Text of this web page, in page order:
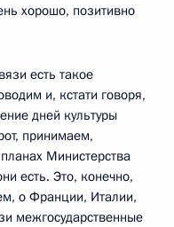
хорошо, позитивно
есть такое
и, кстати говоря,
дней культуры
принимаем,
Министерства
есть. Это, конечно,
о Франции, Италии,
межгосударственные